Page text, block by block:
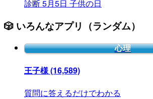
診断5月5日 子供の日
🎲 いろんなアプリ（ランダム）
心理
王子様(16,589)
質問に答えるだけでわかる